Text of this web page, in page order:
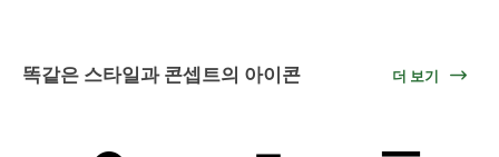
똑같은 스타일과 콘셉트의 아이콘 더 보기